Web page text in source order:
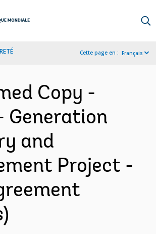
Cette page en : Français
Copy -
Generation
and
Project -